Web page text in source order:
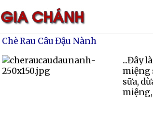
Chè Rau Câu Đậu Nành
...Đây
miệng
sữa,
miệng,